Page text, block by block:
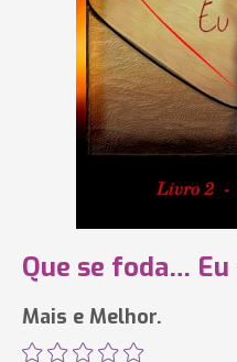
Que se foda…
Mais e Melhor.